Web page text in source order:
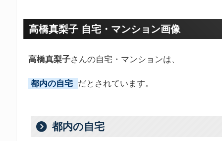
プロフィールトピック
高橋真梨子 自宅・マンション画像
高橋真梨子さんの自宅・マンションは、
都内の自宅 だとされています。
都内の自宅